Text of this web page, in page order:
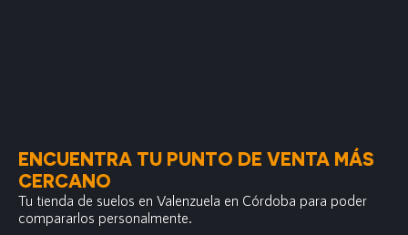
ENCUENTRA TU PUNTO DE VENTA MÁS
CERCANO
Tu tienda de suelos en Valenzuela en Córdoba para poder
compararlos personalmente.